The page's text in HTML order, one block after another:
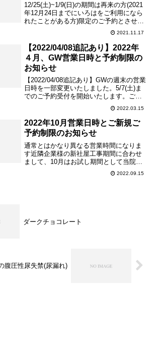
12/25(土)~1/9(日)の期間は再来の方(2021
年12月24日までにいろはをご利用になら
れたことがある方)限定のご予約とさせて
いただきます。大沢によるリラクゼーシ
ョンメニューご予約可能日は、13(月)、
24(金)、27(月)、1/7(金)となります。ここ
数ヶ月、大沢担当の...
2021.11.17
【2022/04/08追記あり】2022年
４月、GW営業日時と予約制限の
お知らせ
【2022/04/08追記あり】GWの週末の営業
日時を一部変更いたしました。5/7(土)ま
でのご予約受付を開始いたします。ご来
院の際は、引き続きマスク着用と手指の
消毒をよろしくお願いいたします。予約
制限のお知らせ4/29(金)～5/8(日)の期間は
ご新規でのご予約を停止し、再来の...
2022.03.15
2022年10月営業日時とご新規ご
予約制限のお知らせ
通常とはかなり異なる営業時間になりま
す近隣企業様の新社屋工事期間に合わせ
まして、10月はお試し期間として当院の
営業時間を一部変更させていだきます。
上にございますカレンダーの斜体フォン
2022.09.15
ダークチョコレート
腹圧性尿失禁(尿漏れ)